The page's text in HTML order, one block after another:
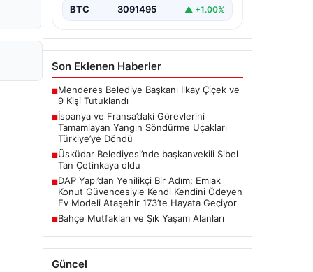
BTC 3091495 ▲ +1.00%
Son Eklenen Haberler
■Menderes Belediye Başkanı İlkay Çiçek ve
9 Kişi Tutuklandı
■İspanya ve Fransa’daki Görevlerini
Tamamlayan Yangın Söndürme Uçakları
Türkiye’ye Döndü
■Üsküdar Belediyesi’nde başkanvekili Sibel
Tan Çetinkaya oldu
■DAP Yapı’dan Yenilikçi Bir Adım: Emlak
Konut Güvencesiyle Kendi Kendini Ödeyen
Ev Modeli Ataşehir 173’te Hayata Geçiyor
■Bahçe Mutfakları ve Şık Yaşam Alanları
Güncel